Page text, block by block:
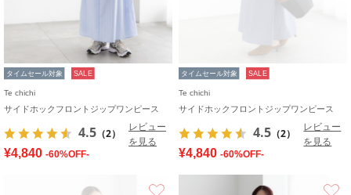
タイムセール対象 SALE
Te chichi
サイドホックフロントジップワンピース
4.5 （2）
レビュー
を見る
¥4,840 -60%OFF-
タイムセール対象 SALE
Te chichi
サイドホックフロントジップワンピース
4.5 （2）
レビュー
を見る
¥4,840 -60%OFF-